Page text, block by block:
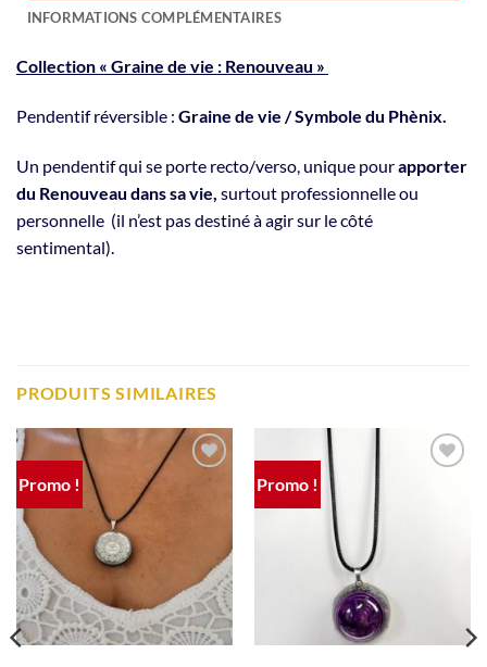
INFORMATIONS COMPLÉMENTAIRES
Collection « Graine de vie : Renouveau »
Pendentif réversible : Graine de vie / Symbole du Phènix.
Un pendentif qui se porte recto/verso, unique pourapporter
du Renouveau dans sa vie, surtout professionnelle ou
personnelle (il n’est pas destiné à agir sur le côté
sentimental).
PRODUITS SIMILAIRES
Promo !
Ajouter
Promo !